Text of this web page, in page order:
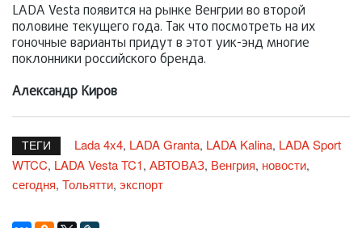
LADA Vesta появится на рынке Венгрии во второй
половине текущего года. Так что посмотреть на их
гоночные варианты придут в этот уик-энд многие
поклонники российского бренда.
Александр Киров
ТЕГИ Lada 4x4, LADA Granta, LADA Kalina, LADA Sport
WTCC, LADA Vesta TC1, АВТОВАЗ, Венгрия, новости,
сегодня, Тольятти, экспорт